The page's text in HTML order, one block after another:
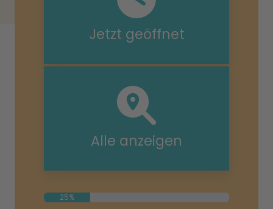
Jetzt geöffnet
Alle anzeigen
25%